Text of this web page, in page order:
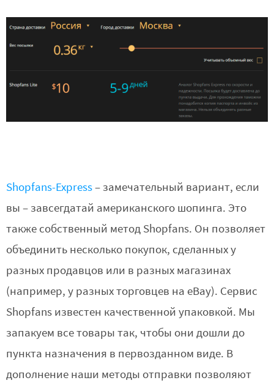
Shopfans-Express– замечательный вариант, если
вы – завсегдатай американского шопинга. Это
также собственный метод Shopfans. Он позволяет
объединить несколько покупок, сделанных у
разных продавцов или в разных магазинах
(например, у разных торговцев на eBay). Сервис
Shopfans известен качественной упаковкой. Мы
запакуем все товары так, чтобы они дошли до
пункта назначения в первозданном виде. В
дополнение наши методы отправки позволяют